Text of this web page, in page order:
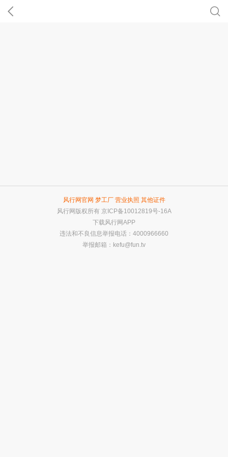
风行网官网 梦工厂 营业执照 其他证件
风行网版权所有 京ICP备10012819号-16A
下载风行网APP
违法和不良信息举报电话：4000966660
举报邮箱： kefu@fun.tv